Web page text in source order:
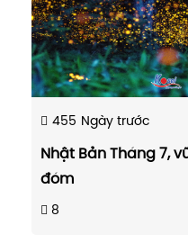
455 Ngày trước
Nhật Bản Tháng 7,
đóm
8